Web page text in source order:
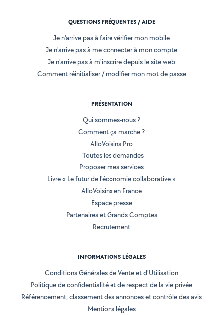
QUESTIONS FRÉQUENTES / AIDE
Je n'arrive pas à faire vérifier mon mobile
Je n'arrive pas à me connecter à mon compte
Je n'arrive pas à m'inscrire depuis le site web
Comment réinitialiser / modifier mon mot de passe
PRÉSENTATION
Qui sommes-nous ?
Comment ça marche ?
AlloVoisins Pro
Toutes les demandes
Proposer mes services
Livre « Le futur de l'économie collaborative »
AlloVoisins en France
Espace presse
Partenaires et Grands Comptes
Recrutement
INFORMATIONS LÉGALES
Conditions Générales de Vente et d'Utilisation
Politique de confidentialité et de respect de la vie privée
Référencement, classement des annonces et contrôle des avis
Mentions légales